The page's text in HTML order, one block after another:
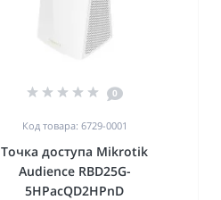
0
Код товара: 6729-0001
Точка доступа Mikrotik
Audience RBD25G-
5HPacQD2HPnD